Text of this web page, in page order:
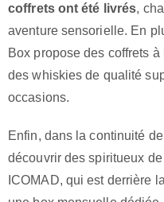
coffrets ont été livrés,
aventure sensorielle. En
Box propose des coffrets
des whiskies de qualité
occasions.
Enfin, dans la continuité
découvrir des spiritueux
ICOMAD, qui est derrière